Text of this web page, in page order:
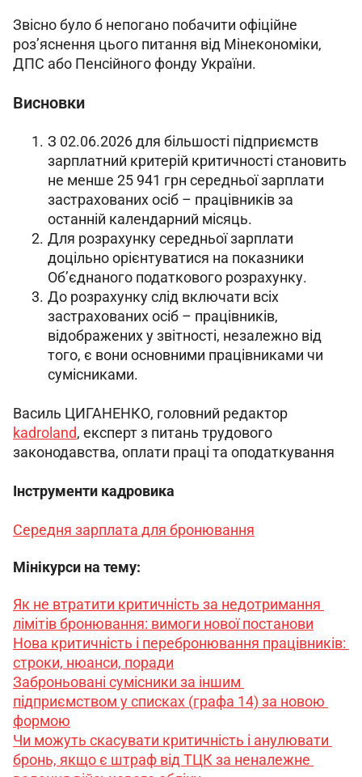
Звісно було б непогано побачити офіційне
роз’яснення цього питання від Мінекономіки,
ДПС або Пенсійного фонду України.
Висновки
З 02.06.2026 для більшості підприємств
зарплатний критерій критичності становить
не менше 25 941 грн середньої зарплати
застрахованих осіб – працівників за
останній календарний місяць.
Для розрахунку середньої зарплати
доцільно орієнтуватися на показники
Об’єднаного податкового розрахунку.
До розрахунку слід включати всіх
застрахованих осіб – працівників,
відображених у звітності, незалежно від
того, є вони основними працівниками чи
сумісниками.
Василь ЦИГАНЕНКО, головний редактор
kadroland, експерт з питань трудового
законодавства, оплати праці та оподаткування
Інструменти кадровика
Середня зарплата для бронювання
Мінікурси на тему:
Як не втратити критичність за недотримання
лімітів бронювання: вимоги нової постанови
Нова критичність і перебронювання працівників:
строки, нюанси, поради
Заброньовані сумісники за іншим
підприємством у списках (графа 14) за новою
формою
Чи можуть скасувати критичність і анулювати
бронь, якщо є штраф від ТЦК за неналежне